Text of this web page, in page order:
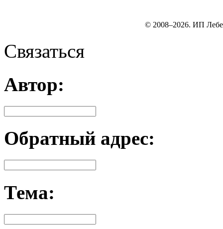
© 2008–2026. ИП
Связаться
Автор:
Обратный адрес:
Тема: